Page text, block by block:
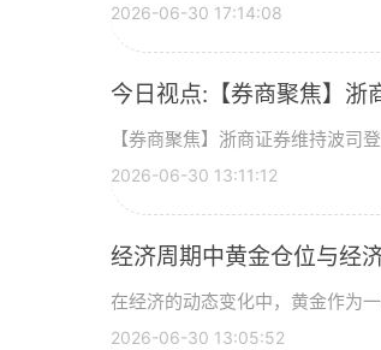
2026-06-30 17:14:08
今日视点:【券商聚焦】浙
【券商聚焦】浙商证券维持波司
2026-06-30 13:11:12
经济周期中黄金仓位与经
在经济的动态变化中，黄金作为
2026-06-30 13:05:52